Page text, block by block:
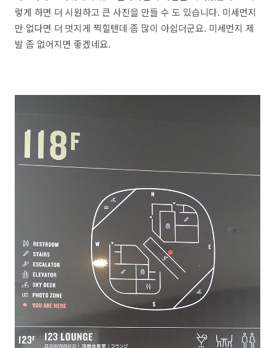
렇게 하면 더 시원하고 큰 사진을 만들 수 도 있습니다. 미세먼지
만 없다면 더 멋지게 찍힐텐데 좀 많이 아쉽더군요. 미세먼지 제
발 좀 없어지면 좋겠네요.